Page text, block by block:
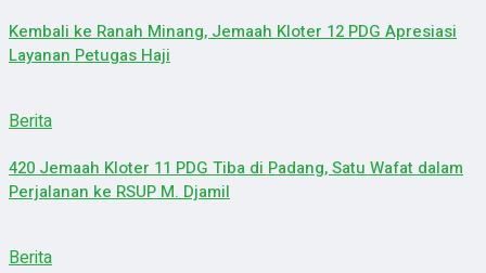
Kembali ke Ranah Minang, Jemaah Kloter 12 PDG Apresiasi
Layanan Petugas Haji
Berita
420 Jemaah Kloter 11 PDG Tiba di Padang, Satu Wafat dalam
Perjalanan ke RSUP M. Djamil
Berita